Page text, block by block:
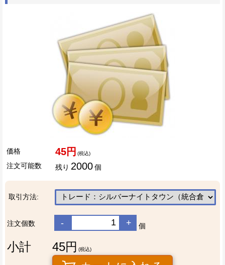
価格 45円 (税込)
注文可能数 残り 2000個
取引方法:
注文個数 - + 個
小計 45円 (税込)